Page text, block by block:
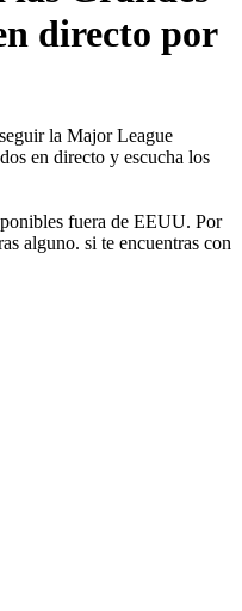
directo por
la Major League
en directo y escucha los
fuera de EEUU. Por
alguno. si te encuentras con